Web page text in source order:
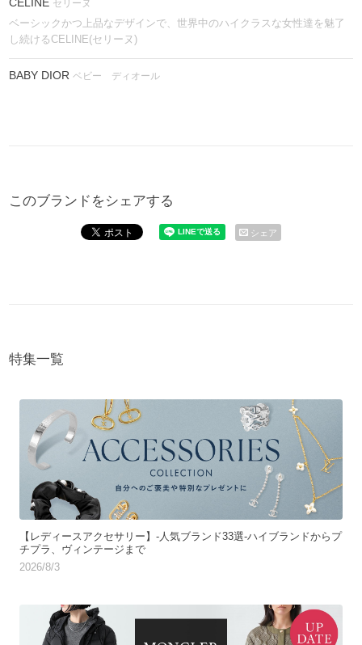
CELINE セリーヌ
ベーシックかつ上品なデザインで、世界中のハイクラスな女性達を魅了
し続けるCELINE(セリーヌ)
BABY DIOR ベビー ディオール
このブランドをシェアする
シェア
特集一覧
【レディースアクセサリー】-人気ブランド33選-ハイブランドからプ
チプラ、ヴィンテージまで
2026/8/3